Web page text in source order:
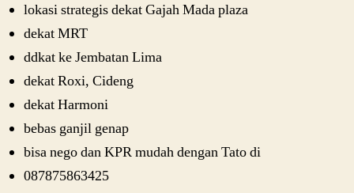
lokasi strategis dekat Gajah Mada plaza
dekat MRT
ddkat ke Jembatan Lima
dekat Roxi, Cideng
dekat Harmoni
bebas ganjil genap
bisa nego dan KPR mudah dengan Tato di
087875863425